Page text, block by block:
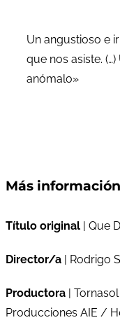
Un angustioso e
que nos asiste.
anómalo»
Más información
Título original | Que
Director/a | Rodrigo
Productora |
Producciones AIE /